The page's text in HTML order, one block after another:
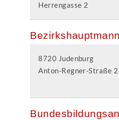
Herrengasse 2
8720 Judenburg
Anton-Regner-Straße 2